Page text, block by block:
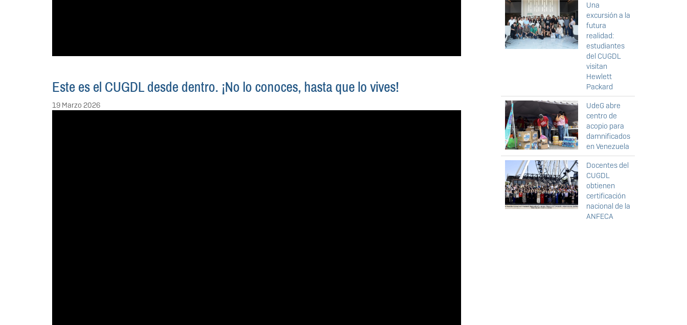
Este es el CUGDL desde dentro. ¡No lo conoces, hasta que lo vives!
19 Marzo 2026
Una
excursión a la
futura
realidad:
estudiantes
del CUGDL
visitan
Hewlett
Packard
UdeG abre
centro de
acopio para
damnificados
en Venezuela
Docentes del
CUGDL
obtienen
certificación
nacional de la
ANFECA